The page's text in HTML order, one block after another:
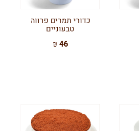
כדורי תמרים פרווה
טבעוניים
46 ₪